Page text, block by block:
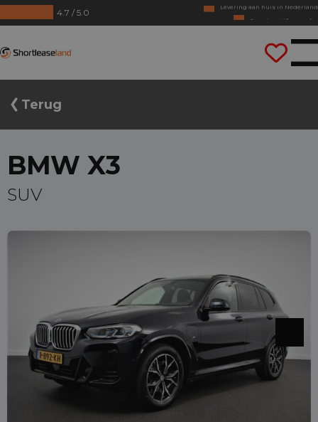
4.7 / 5.0
Direct rijden
Terug
BMW X3
SUV